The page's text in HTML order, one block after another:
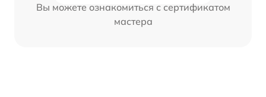
Вы можете ознакомиться с сертификатом
мастера